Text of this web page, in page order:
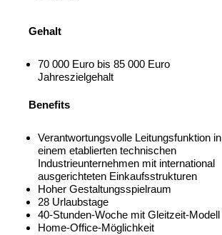
Gehalt
70 000 Euro bis 85 000 Euro
Jahreszielgehalt
Benefits
Verantwortungsvolle Leitungsfunktion in
einem etablierten technischen
Industrieunternehmen mit international
ausgerichteten Einkaufsstrukturen
Hoher Gestaltungsspielraum
28 Urlaubstage
40-Stunden-Woche mit Gleitzeit-Modell
Home-Office-Möglichkeit